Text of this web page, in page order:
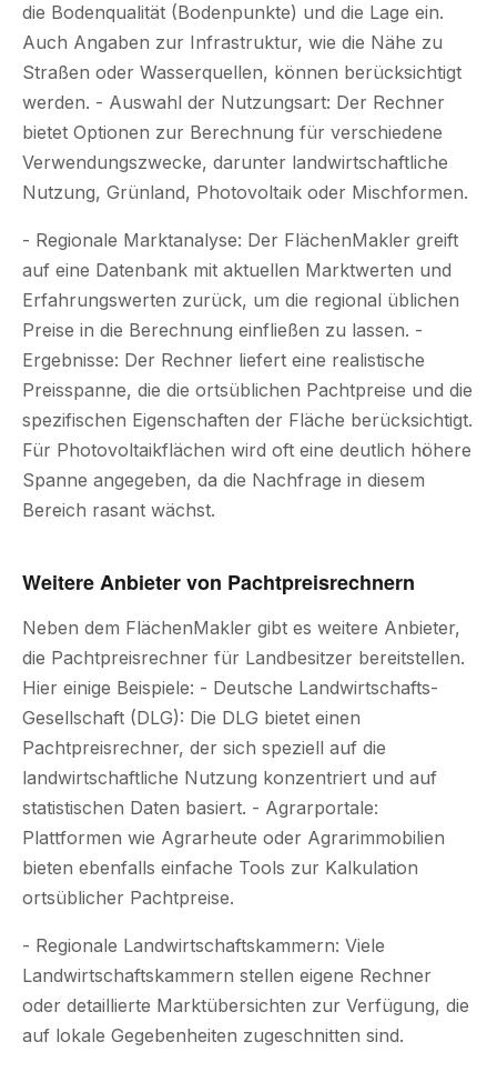
die Bodenqualität (Bodenpunkte) und die Lage ein.
Auch Angaben zur Infrastruktur, wie die Nähe zu
Straßen oder Wasserquellen, können berücksichtigt
werden. - Auswahl der Nutzungsart: Der Rechner
bietet Optionen zur Berechnung für verschiedene
Verwendungszwecke, darunter landwirtschaftliche
Nutzung, Grünland, Photovoltaik oder Mischformen.
- Regionale Marktanalyse: Der FlächenMakler greift
auf eine Datenbank mit aktuellen Marktwerten und
Erfahrungswerten zurück, um die regional üblichen
Preise in die Berechnung einfließen zu lassen. -
Ergebnisse: Der Rechner liefert eine realistische
Preisspanne, die die ortsüblichen Pachtpreise und die
spezifischen Eigenschaften der Fläche berücksichtigt.
Für Photovoltaikflächen wird oft eine deutlich höhere
Spanne angegeben, da die Nachfrage in diesem
Bereich rasant wächst.
Weitere Anbieter von Pachtpreisrechnern
Neben dem FlächenMakler gibt es weitere Anbieter,
die Pachtpreisrechner für Landbesitzer bereitstellen.
Hier einige Beispiele: - Deutsche Landwirtschafts-
Gesellschaft (DLG): Die DLG bietet einen
Pachtpreisrechner, der sich speziell auf die
landwirtschaftliche Nutzung konzentriert und auf
statistischen Daten basiert. - Agrarportale:
Plattformen wie Agrarheute oder Agrarimmobilien
bieten ebenfalls einfache Tools zur Kalkulation
ortsüblicher Pachtpreise.
- Regionale Landwirtschaftskammern: Viele
Landwirtschaftskammern stellen eigene Rechner
oder detaillierte Marktübersichten zur Verfügung, die
auf lokale Gegebenheiten zugeschnitten sind.